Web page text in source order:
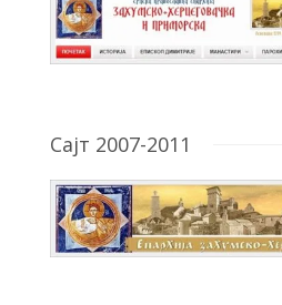
Сајт 2007-2011